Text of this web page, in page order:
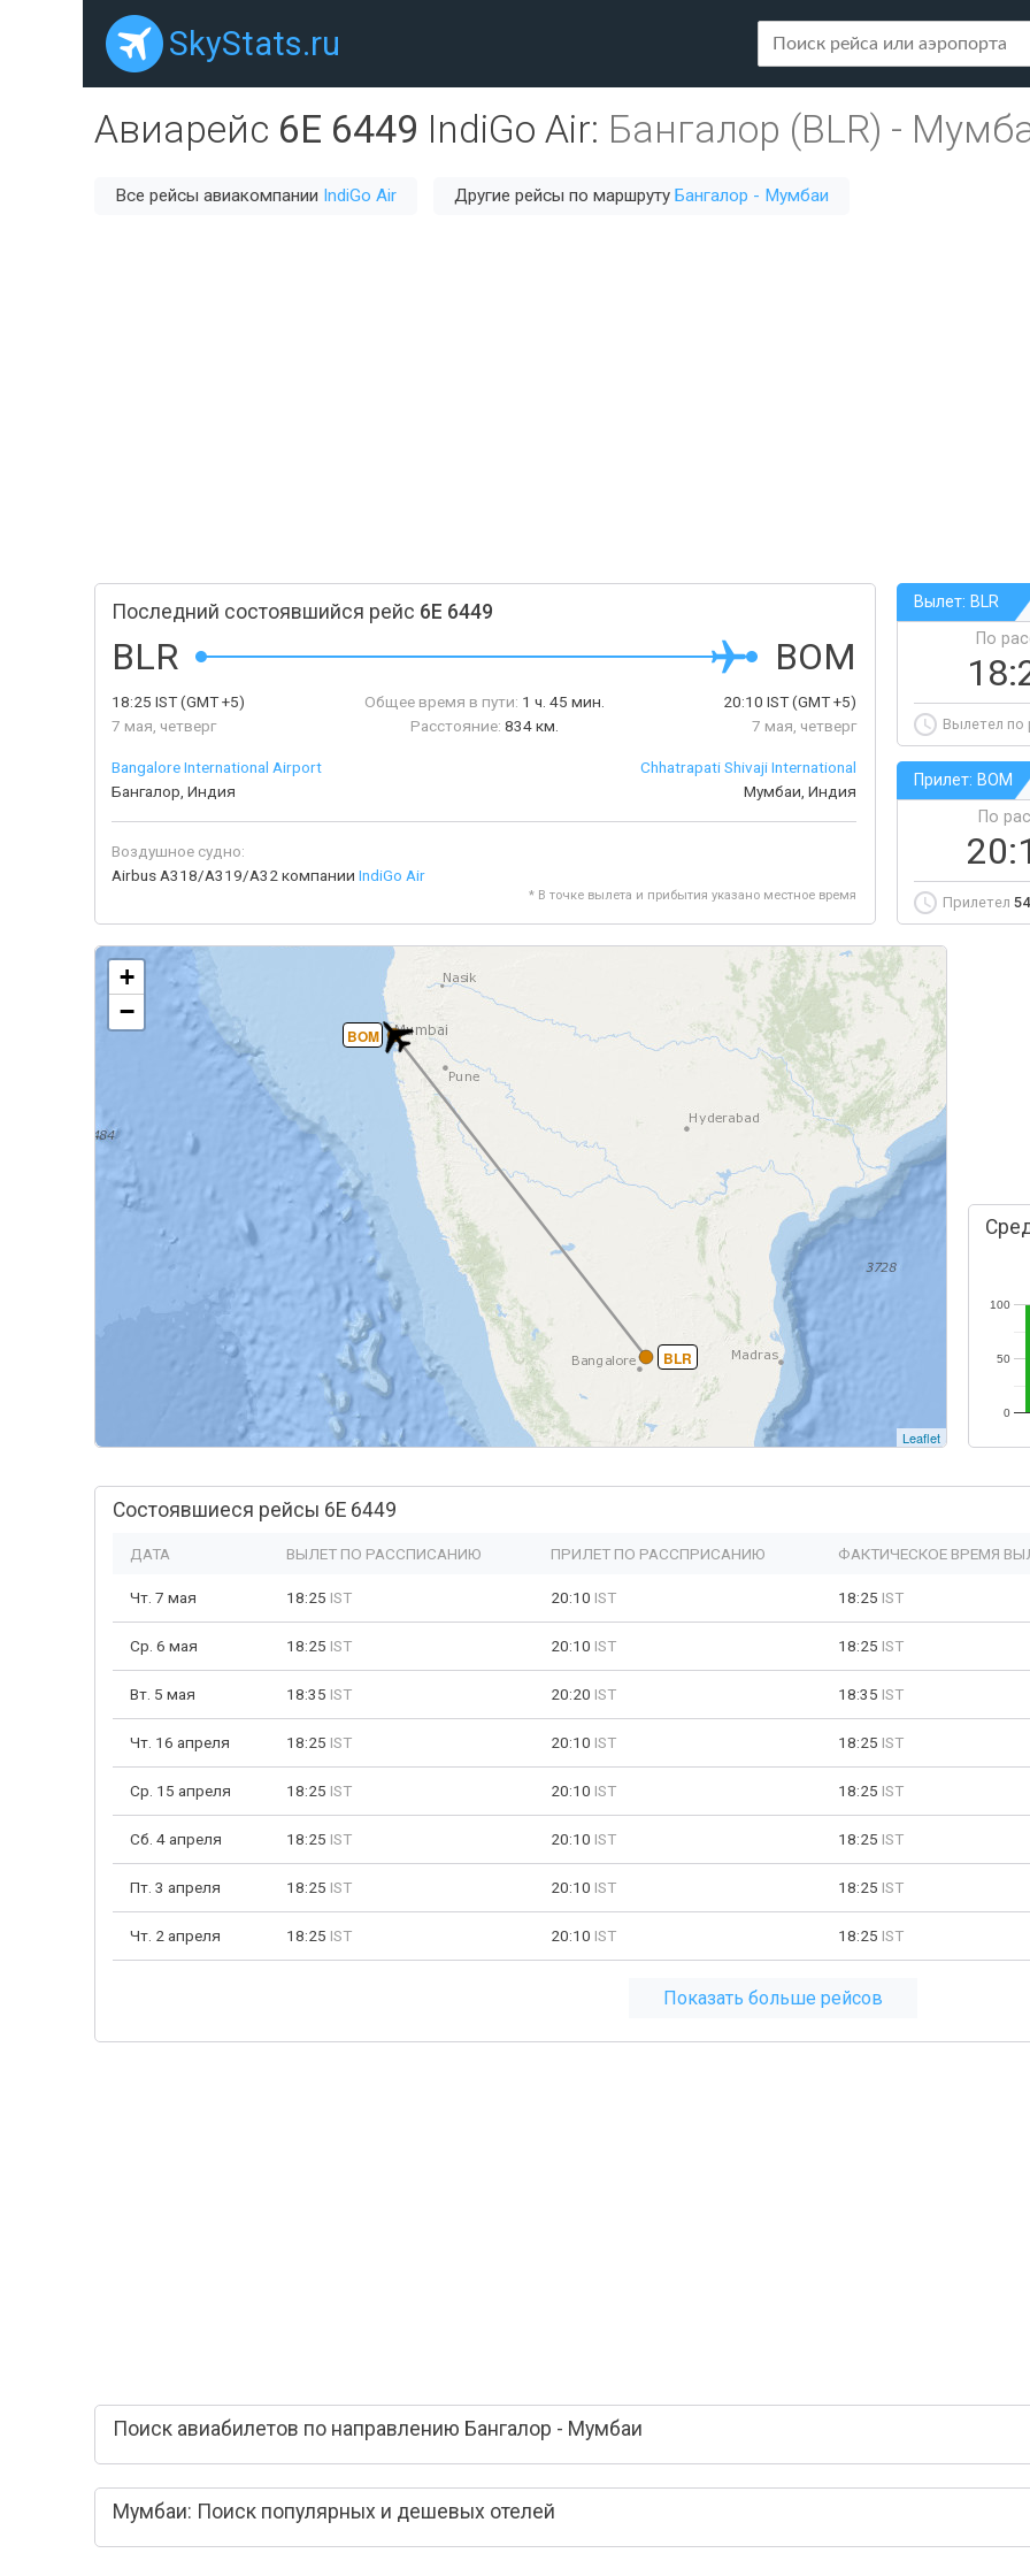
SkyStats.ru
Авиарейс 6E 6449 IndiGo Air: Бангалор (BLR) -
Все рейсы авиакомпании IndiGo Air Другие рейсы по маршруту Бангалор - Мумбаи
Последний состоявшийся рейс 6E 6449
BLR BOM
18:25 IST(GMT +5)
7 мая, четверг
Общее время в пути: 1 ч. 45 мин.
Расстояние: 834 км.
20:10 IST(GMT +5)
7 мая, четверг
Bangalore International Airport
Бангалор, Индия
Chhatrapati Shivaji International
Мумбаи, Индия
Воздушное судно:
Airbus A318/A319/A32 компании IndiGo Air
* В точке вылета и прибытия указано местное время
Вылет: BLR
По
Вылетел по
Прилет: BOM
По
Прилетел
BLR
BOM
+
−
Leaflet
0
50
100
Состоявшиеся рейсы 6E 6449
ДАТА ВЫЛЕТ ПО РАССПИСАНИЮ ПРИЛЕТ ПО РАССПРИСАНИЮ ФАКТИЧЕСКОЕ ВРЕМЯ
Чт. 7 мая 18:25 IST 20:10 IST 18:25 IST
Ср. 6 мая 18:25 IST 20:10 IST 18:25 IST
Вт. 5 мая 18:35 IST 20:20 IST 18:35 IST
Чт. 16 апреля 18:25 IST 20:10 IST 18:25 IST
Ср. 15 апреля 18:25 IST 20:10 IST 18:25 IST
Сб. 4 апреля 18:25 IST 20:10 IST 18:25 IST
Пт. 3 апреля 18:25 IST 20:10 IST 18:25 IST
Чт. 2 апреля 18:25 IST 20:10 IST 18:25 IST
Показать больше рейсов
Поиск авиабилетов по направлению Бангалор - Мумбаи
Мумбаи: Поиск популярных и дешевых отелей